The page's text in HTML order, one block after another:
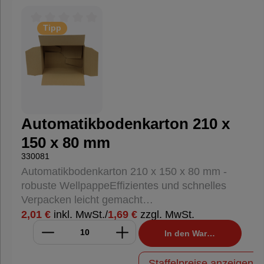
Einsatz in Lagerhäusern, Versandabteilungen
und bei Logistikunternehmen. Sie gewährleistet,
dass Ihre Dokumente während des Transports
gut sichtbar und geschützt bleiben.
Tipp
Durchschnittliche Bewertung von 0 von 5 Sternen
Automatikbodenkarton 210 x
150 x 80 mm
330081
Automatikbodenkarton 210 x 150 x 80 mm -
robuste WellpappeEffizientes und schnelles
Verpacken leicht gemacht
- Der Automatikbodenkarton 210 x 150 x 80
mm ist die ideale Lösung für schnelles und
effizientes Verpacken. Dank des
vollautomatischen Bodens ist der Karton mit nur
2,01 € inkl. MwSt./1,69 € zzgl. MwSt.
In den Warenkorb